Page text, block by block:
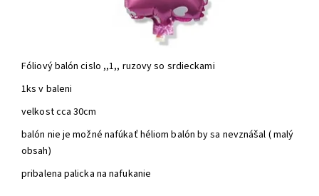
Fóliový balón cislo ,,1,, ruzovy so srdieckami
1ks v baleni
velkost cca 30cm
balón nie je možné nafúkať héliom balón by sa nevznášal ( malý
obsah)
pribalena palicka na nafukanie